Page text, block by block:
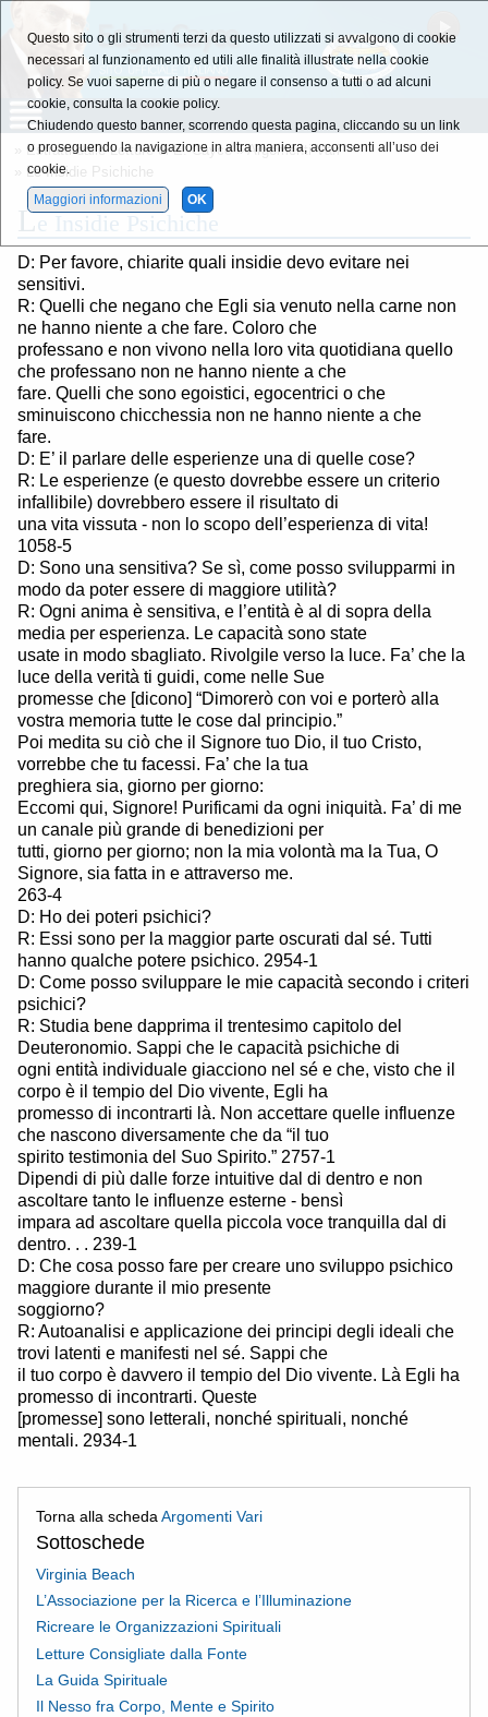
Estratti dalle Letture di E. Cayce »Argomenti Vari
» Le Insidie Psichiche
Le Insidie Psichiche
D: Per favore, chiarite quali insidie devo evitare nei
sensitivi.
R: Quelli che negano che Egli sia venuto nella carne non
ne hanno niente a che fare. Coloro che
professano e non vivono nella loro vita quotidiana quello
che professano non ne hanno niente a che
fare. Quelli che sono egoistici, egocentrici o che
sminuiscono chicchessia non ne hanno niente a che
fare.
D: E’ il parlare delle esperienze una di quelle cose?
R: Le esperienze (e questo dovrebbe essere un criterio
infallibile) dovrebbero essere il risultato di
una vita vissuta - non lo scopo dell’esperienza di vita!
1058-5
D: Sono una sensitiva? Se sì, come posso svilupparmi in
modo da poter essere di maggiore utilità?
R: Ogni anima è sensitiva, e l’entità è al di sopra della
media per esperienza. Le capacità sono state
usate in modo sbagliato. Rivolgile verso la luce. Fa’ che la
luce della verità ti guidi, come nelle Sue
promesse che [dicono] “Dimorerò con voi e porterò alla
vostra memoria tutte le cose dal principio.”
Poi medita su ciò che il Signore tuo Dio, il tuo Cristo,
vorrebbe che tu facessi. Fa’ che la tua
preghiera sia, giorno per giorno:
Eccomi qui, Signore! Purificami da ogni iniquità. Fa’ di me
un canale più grande di benedizioni per
tutti, giorno per giorno; non la mia volontà ma la Tua, O
Signore, sia fatta in e attraverso me.
263-4
D: Ho dei poteri psichici?
R: Essi sono per la maggior parte oscurati dal sé. Tutti
hanno qualche potere psichico. 2954-1
D: Come posso sviluppare le mie capacità secondo i criteri
psichici?
R: Studia bene dapprima il trentesimo capitolo del
Deuteronomio. Sappi che le capacità psichiche di
ogni entità individuale giacciono nel sé e che, visto che il
corpo è il tempio del Dio vivente, Egli ha
promesso di incontrarti là. Non accettare quelle influenze
che nascono diversamente che da “il tuo
spirito testimonia del Suo Spirito.” 2757-1
Dipendi di più dalle forze intuitive dal di dentro e non
ascoltare tanto le influenze esterne - bensì
impara ad ascoltare quella piccola voce tranquilla dal di
dentro. . . 239-1
D: Che cosa posso fare per creare uno sviluppo psichico
maggiore durante il mio presente
soggiorno?
R: Autoanalisi e applicazione dei principi degli ideali che
trovi latenti e manifesti nel sé. Sappi che
il tuo corpo è davvero il tempio del Dio vivente. Là Egli ha
promesso di incontrarti. Queste
[promesse] sono letterali, nonché spirituali, nonché
mentali. 2934-1
Torna alla scheda Argomenti Vari
Sottoschede
Virginia Beach
L’Associazione per la Ricerca e l’Illuminazione
Ricreare le Organizzazioni Spirituali
Letture Consigliate dalla Fonte
La Guida Spirituale
Il Nesso fra Corpo, Mente e Spirito
Questo sito o gli strumenti terzi da questo utilizzati si avvalgono di cookie
necessari al funzionamento ed utili alle finalità illustrate nella cookie
policy. Se vuoi saperne di più o negare il consenso a tutti o ad alcuni
cookie, consulta la cookie policy.
Chiudendo questo banner, scorrendo questa pagina, cliccando su un link
o proseguendo la navigazione in altra maniera, acconsenti all’uso dei
cookie.
Maggiori informazioni
OK